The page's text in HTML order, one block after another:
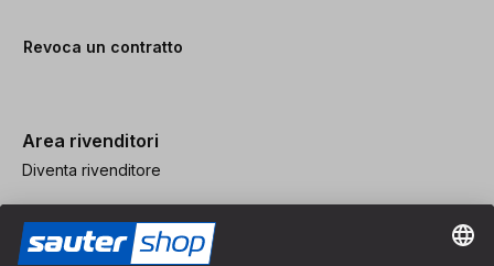
Revoca un contratto
Area rivenditori
Diventa rivenditore